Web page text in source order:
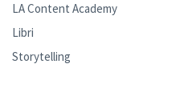
LA Content Academy
Libri
Storytelling